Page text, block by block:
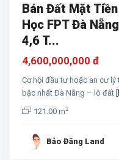
Bán Đất Mặt
Học FPT Đà
4,6 T...
4,600,000,000 đ
Cơ hội đầu tư hoặc an cư
bậc nhất Đà Nẵng – lô đất
121.00 m2
Bảo Đăng Land